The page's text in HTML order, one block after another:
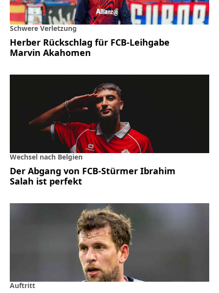
Schwere Verletzung
Herber Rückschlag für FCB-Leihgabe
Marvin Akahomen
Wechsel nach Belgien
Der Abgang von FCB-Stürmer Ibrahim
Salah ist perfekt
Auftritt